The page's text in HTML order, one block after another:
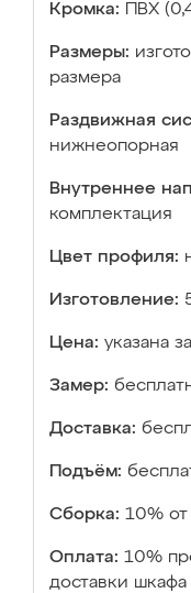
Кромка: ПВХ
Размеры:
размера
Раздвижная
нижнеопорная
Внутреннее
комплектация
Цвет профиля:
Изготовление:
Цена: указана
Замер:
Доставка:
Подъём:
Сборка: 10% от
Оплата: 10%
доставки шкафа